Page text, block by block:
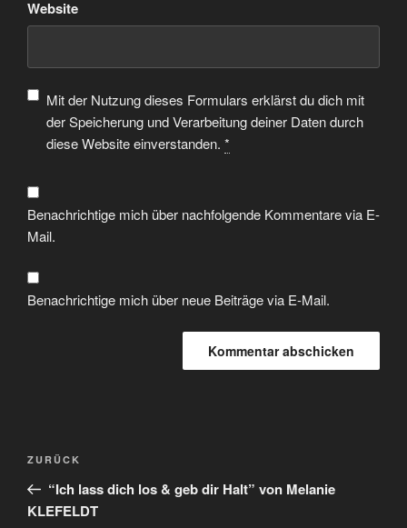
Website
Mit der Nutzung dieses Formulars erklärst du dich mit
der Speicherung und Verarbeitung deiner Daten durch
diese Website einverstanden. *
Benachrichtige mich über nachfolgende Kommentare via E-
Mail.
Benachrichtige mich über neue Beiträge via E-Mail.
ZURÜCK
“Ich lass dich los & geb dir Halt” von Melanie
KLEFELDT